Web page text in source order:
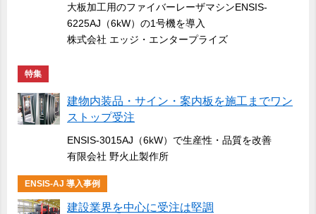
大板加工用のファイバーレーザマシンENSIS-
6225AJ（6kW）の1号機を導入
株式会社 エッジ・エンタープライズ
特集
建物内装品・サイン・案内板を施工までワン
ストップ受注
ENSIS-3015AJ（6kW）で生産性・品質を改善
有限会社 野火止製作所
ENSIS-AJ 導入事例
建設業界を中心に受注は堅調